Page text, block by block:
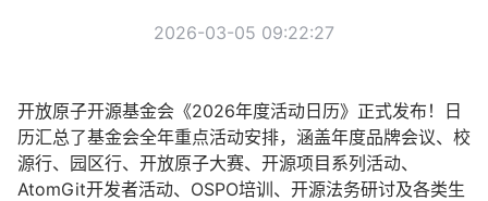
2026-03-05 09:22:27
开放原子开源基金会 《2026年度活动日历》正式发布！日
历汇总了基金会全年重点活动安排，涵盖年度品牌会议、校
源行、园区行、开放原子大赛、开源项目系列活动、
AtomGit开发者活动、 OSPO培训、开源法务研讨及各类生